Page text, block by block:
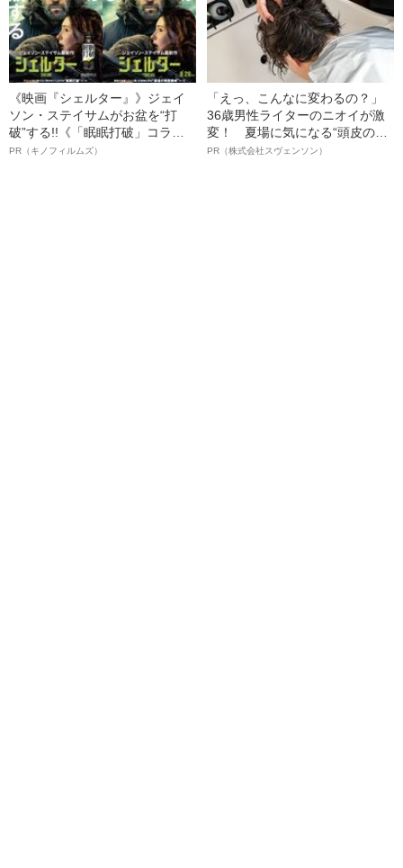
《映画『シェルター』》ジェイ
ソン・ステイサムがお盆を“打
破”する!!《「眠眠打破」コラ
ボ》
PR（キノフィルムズ）
「えっ、こんなに変わるの？」
36歳男性ライターのニオイが激
変！ 夏場に気になる“頭皮のニ
オイ”や“ベタつき”を解消す
PR（株式会社スヴェンソン）